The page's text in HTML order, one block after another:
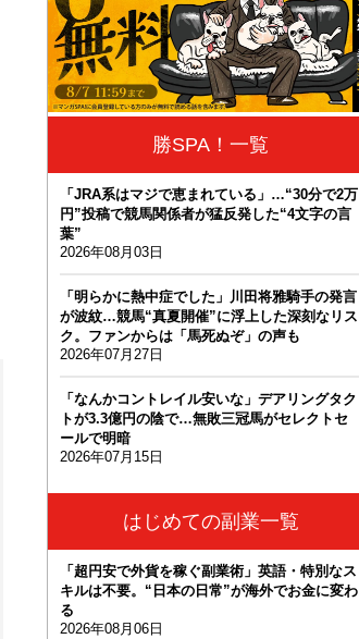
勝SPA！一覧
「JRA系はマジで恵まれている」…“30分で2万
円”投稿で競馬関係者が猛反発した“4文字の言
葉”
2026年08月03日
「明らかに熱中症でした」川田将雅騎手の発言
が波紋…競馬“真夏開催”に浮上した深刻なリス
ク。ファンからは「馬死ぬぞ」の声も
2026年07月27日
「なんかコントレイル安いな」デアリングタク
トが3.3億円の陰で…無敗三冠馬がセレクトセ
ールで明暗
2026年07月15日
はじめての副業一覧
「超円安で外貨を稼ぐ副業術」英語・特別なス
キルは不要。“日本の日常”が海外でお金に変わ
る
2026年08月06日